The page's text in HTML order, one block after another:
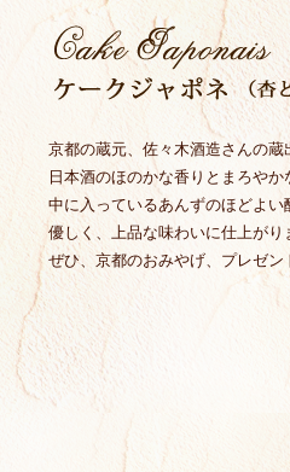
京都の蔵元、佐々木酒造さんの蔵
日本酒のほのかな香りとまろや
中に入っているあんずのほどよい
優しく、上品な味わいに仕上がり
ぜひ、京都のおみやげ、プレゼン